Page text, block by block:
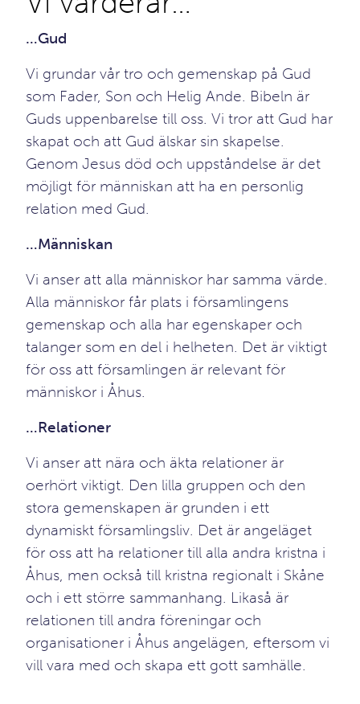
…Gud
Vi grundar vår tro och gemenskap på Gud
som Fader, Son och Helig Ande. Bibeln är
Guds uppenbarelse till oss. Vi tror att Gud har
skapat och att Gud älskar sin skapelse.
Genom Jesus död och uppståndelse är det
möjligt för människan att ha en personlig
relation med Gud.
…Människan
Vi anser att alla människor har samma värde.
Alla människor får plats i församlingens
gemenskap och alla har egenskaper och
talanger som en del i helheten. Det är viktigt
för oss att församlingen är relevant för
människor i Åhus.
…Relationer
Vi anser att nära och äkta relationer är
oerhört viktigt. Den lilla gruppen och den
stora gemenskapen är grunden i ett
dynamiskt församlingsliv. Det är angeläget
för oss att ha relationer till alla andra kristna i
Åhus, men också till kristna regionalt i Skåne
och i ett större sammanhang. Likaså är
relationen till andra föreningar och
organisationer i Åhus angelägen, eftersom vi
vill vara med och skapa ett gott samhälle.